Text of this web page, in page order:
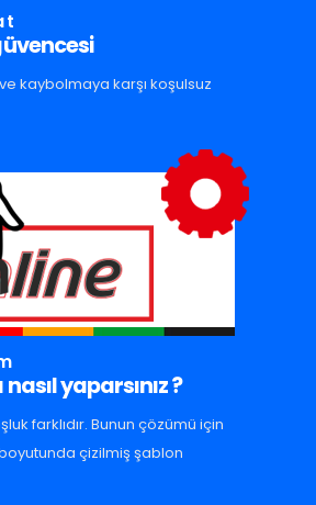
kaybolmaya karşı koşulsuz
yaparsınız ?
farklıdır. Bunun çözümü için
çizilmiş şablon